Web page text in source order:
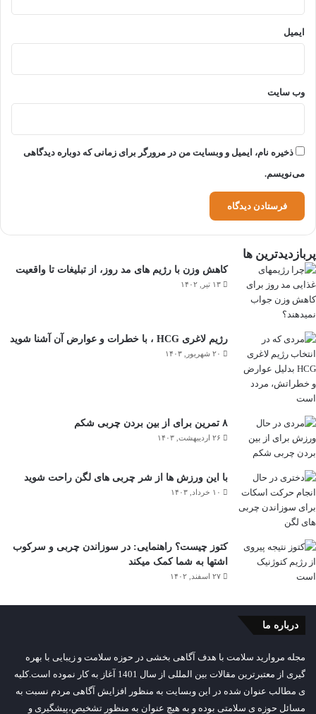
ایمیل
وب‌ سایت
ذخیره نام، ایمیل و وبسایت من در مرورگر برای زمانی که دوباره دیدگاهی
می‌نویسم.
پربازدیدترین ها
کاهش وزن با رژیم های مد روز، از تبلیغات تا واقعیت
۱۳ تیر, ۱۴۰۲
رژیم لاغری HCG ، با خطرات و عوارض آن آشنا شوید
۲۰ شهریور, ۱۴۰۳
۸ تمرین برای از بین بردن چربی شکم
۲۶ اردیبهشت, ۱۴۰۳
با این ورزش ها از شر چربی های لگن راحت شوید
۱۰ خرداد, ۱۴۰۳
کتوز چیست؟ راهنمایی: در سوزاندن چربی و سرکوب
اشتها به شما کمک میکند
۲۷ اسفند, ۱۴۰۲
درباره ما
مجله مروارید سلامت با هدف آگاهی بخشی در حوزه سلامت و زیبایی با بهره
گیری از معتبرترین مقالات بین المللی از سال 1401 آغاز به کار نموده است.کلیه
ی مطالب عنوان شده در این وبسایت به منظور افزایش آگاهی مردم نسبت به
مسائل حوزه ی سلامتی بوده و به هیچ عنوان به منظور تشخیص،پیشگیری و